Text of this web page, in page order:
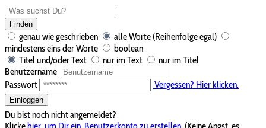
Finden
genau wie geschrieben
alle Worte (Reihenfolge egal)
mindestens eins der Worte
boolean
Titel und/oder Text
nur im Text
nur im Titel
Benutzername
Passwort
Vergessen? Hier klicken.
Einloggen
Du bist noch nicht angemeldet?